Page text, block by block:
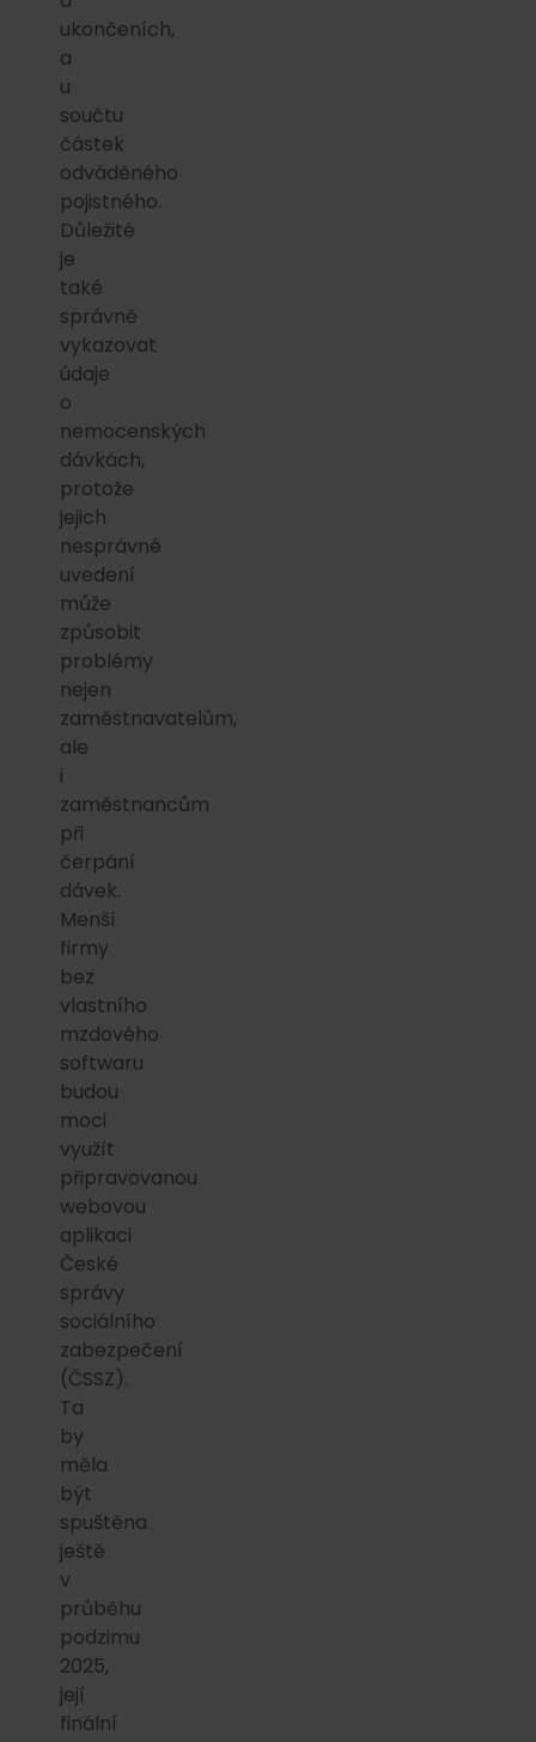
ukončeních,
a
u
součtu
částek
odváděného
pojistného.
Důležité
je
také
správně
vykazovat
údaje
o
nemocenských
dávkách,
protože
jejich
nesprávné
uvedení
může
způsobit
problémy
nejen
zaměstnavatelům,
ale
i
zaměstnancům
při
čerpání
dávek.
Menší
firmy
bez
vlastního
mzdového
softwaru
budou
moci
využít
připravovanou
webovou
aplikaci
České
správy
sociálního
zabezpečení
(ČSSZ).
Ta
by
měla
být
spuštěna
ještě
v
průběhu
podzimu
2025,
její
finální